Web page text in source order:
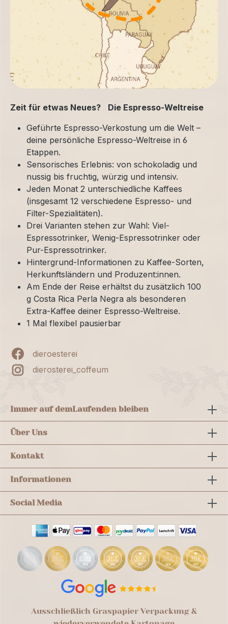
Zeit für etwas Neues? Die Espresso-Weltreise
Geführte Espresso-Verkostung um die Welt –
deine persönliche Espresso-Weltreise in 6
Etappen.
Sensorisches Erlebnis: von schokoladig und
nussig bis fruchtig, würzig und intensiv.
Jeden Monat 2 unterschiedliche Kaffees
(insgesamt 12 verschiedene Espresso- und
Filter-Spezialitäten).
Drei Varianten stehen zur Wahl: Viel-
Espressotrinker, Wenig-Espressotrinker oder
Pur-Espressotrinker.
Hintergrund-Informationen zu Kaffee-Sorten,
Herkunftsländern und Produzent:innen.
Am Ende der Reise erhältst du zusätzlich 100
g Costa Rica Perla Negra als besonderen
Extra-Kaffee deiner Espresso-Weltreise.
1 Mal flexibel pausierbar
dieroesterei
dierosterei_coffeum
Immer auf demLaufenden bleiben
Über Uns
Kontakt
Informationen
Social Media
Ausschließlich Graspapier Verpackung &